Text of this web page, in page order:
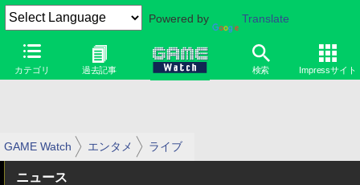
Powered by Translate
カテゴリ 過去記事 検索 Impressサイト
GAME Watch エンタメ ライブ
ニュース